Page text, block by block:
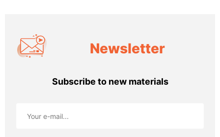
Newsletter
Subscribe to new materials